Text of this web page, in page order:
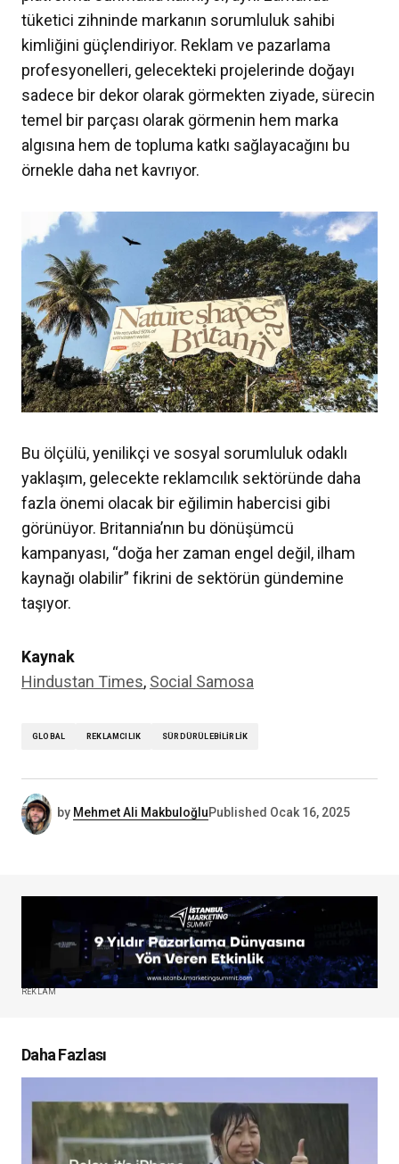
tüketici zihninde markanın sorumluluk sahibi
kimliğini güçlendiriyor. Reklam ve pazarlama
profesyonelleri, gelecekteki projelerinde doğayı
sadece bir dekor olarak görmekten ziyade, sürecin
temel bir parçası olarak görmenin hem marka
algısına hem de topluma katkı sağlayacağını bu
örnekle daha net kavrıyor.
Bu ölçülü, yenilikçi ve sosyal sorumluluk odaklı
yaklaşım, gelecekte reklamcılık sektöründe daha
fazla önemi olacak bir eğilimin habercisi gibi
görünüyor. Britannia’nın bu dönüşümcü
kampanyası, “doğa her zaman engel değil, ilham
kaynağı olabilir” fikrini de sektörün gündemine
taşıyor.
Kaynak
Hindustan Times, Social Samosa
GLOBAL REKLAMCILIK SÜRDÜRÜLEBILIRLIK
by Mehmet Ali MakbuloğluPublished Ocak 16, 2025
REKLAM
Daha Fazlası